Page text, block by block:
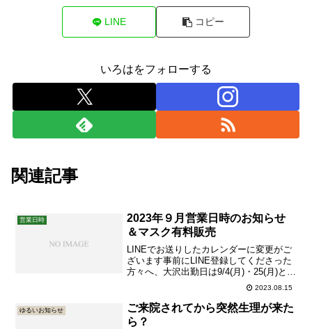
LINE コピー
いろはをフォローする
関連記事
営業日時
2023年９月営業日時のお知らせ
＆マスク有料販売
LINEでお送りしたカレンダーに変更がご
ざいます事前にLINE登録してくださった
方々へ、大沢出勤日は9/4(月)・25(月)とお
知らせいたしましたが上記カレンダーの
通り大沢出勤日は9/4(月)・18(月祝)に変更
となりました。９月からは女性はご紹介
なしでご予約可能です※男性は通常...
2023.08.15
ゆるいお知らせ
ご来院されてから突然生理が来た
ら？